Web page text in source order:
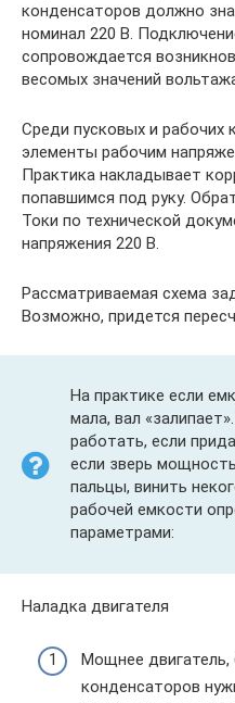
конденсаторов должно
номинал 220 В.
сопровождается
весомых значений
Среди пусковых и рабочих
элементы рабочим
Практика накладывает
попавшимся под руку.
Токи по технической
напряжения 220 В.
Рассматриваемая схема
Возможно, придется
На практике если
мала, вал
работать, если
если зверь
пальцы, винить
рабочей емкости
параметрами:
Наладка двигателя
Мощнее
конденсаторов